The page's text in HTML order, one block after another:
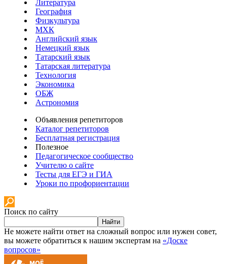
Литература
География
Физкультура
МХК
Английский язык
Немецкий язык
Татарский язык
Татарская литература
Технология
Экономика
ОБЖ
Астрономия
Объявления репетиторов
Каталог репетиторов
Бесплатная регистрация
Полезное
Педагогическое сообщество
Учителю о сайте
Тесты для ЕГЭ и ГИА
Уроки по профориентации
Поиск по сайту
Найти
Не можете найти ответ на сложный вопрос или нужен совет,
вы можете обратиться к нашим экспертам на «Доске
вопросов»